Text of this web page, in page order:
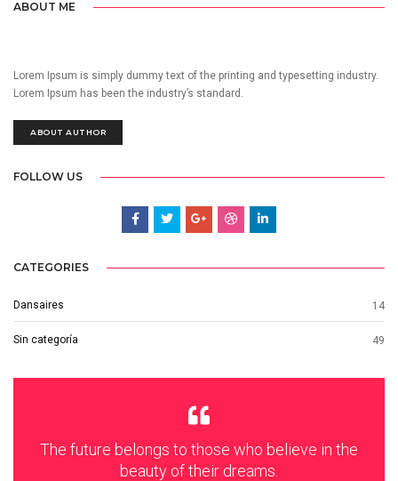
ABOUT ME
Lorem Ipsum is simply dummy text of the printing and typesetting industry.
Lorem Ipsum has been the industry’s standard.
ABOUT AUTHOR
FOLLOW US
CATEGORIES
Dansaires 14
Sin categoría 49
The future belongs to those who believe in the
beauty of their dreams.